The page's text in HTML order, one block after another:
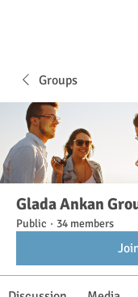
Groups
Glada Ankan
Public · 34 members